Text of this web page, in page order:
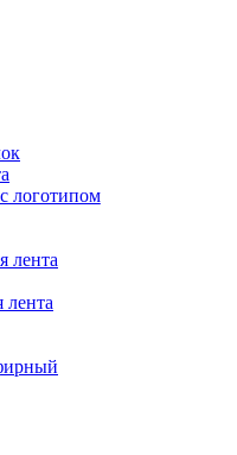
логотипом
лента
лента